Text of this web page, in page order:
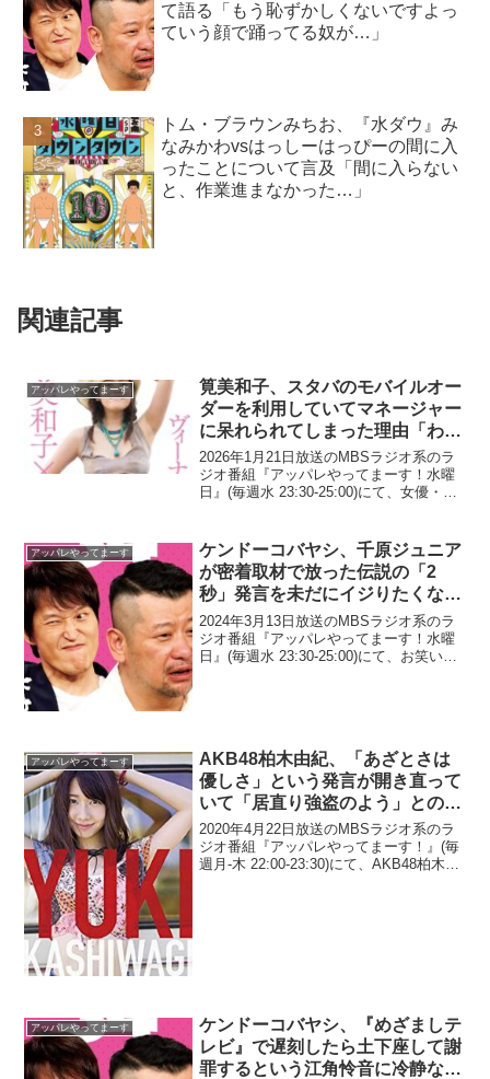
て語る「もう恥ずかしくないですよっ
ていう顔で踊ってる奴が…」
トム・ブラウンみちお、『水ダウ』み
なみかわvsはっしーはっぴーの間に入
ったことについて言及「間に入らない
と、作業進まなかった…」
関連記事
アッパレやってまーす
筧美和子、スタバのモバイルオー
ダーを利用していてマネージャー
に呆れられてしまった理由「わざ
わざ並んで…」
2026年1月21日放送のMBSラジオ系のラ
ジオ番組『アッパレやってまーす！水曜
日』(毎週水 23:30-25:00)にて、女優・筧
しまった理由について語っていた。筧
美...
アッパレやってまーす
ケンドーコバヤシ、千原ジュニア
が密着取材で放った伝説の「2
秒」発言を未だにイジりたくなっ
てしまうと告白「ダサッ(笑)」
2024年3月13日放送のMBSラジオ系のラ
ジオ番組『アッパレやってまーす！水曜
日』(毎週水 23:30-25:00)にて、お笑い芸
アッパレやってまーす
AKB48柏木由紀、「あざとさは
優しさ」という発言が開き直って
いて「居直り強盗のよう」との指
摘に反論「私は居直り強盗じゃな
い(笑)」
2020年4月22日放送のMBSラジオ系のラ
ジオ番組『アッパレやってまーす！』(毎
週月-木 22:00-23:30)にて、AKB48柏木由
アッパレやってまーす
ケンドーコバヤシ、『めざましテ
レビ』で遅刻したら土下座して謝
罪するという江角怜音に冷静なツ